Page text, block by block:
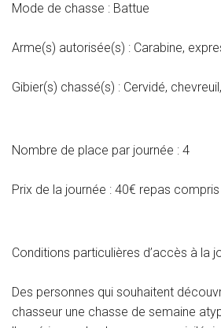
Mode de chasse : Battue
Arme(s) autorisée(s) : Carabine,
Gibier(s) chassé(s) : Cervidé,
Nombre de place par journée : 4
Prix de la journée : 40€ repas compris
Conditions particulières d’accès à la
Des personnes qui souhaitent
chasseur une chasse de semaine